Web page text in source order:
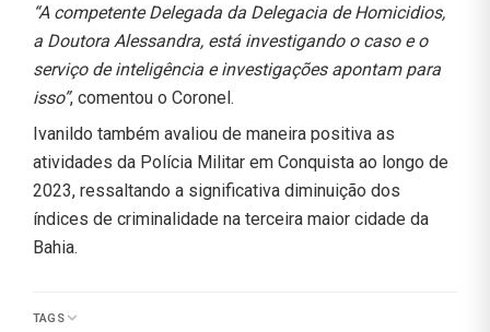
“A competente Delegada da Delegacia de Homicidios,
a Doutora Alessandra, está investigando o caso e o
serviço de inteligência e investigações apontam para
isso”, comentou o Coronel.
Ivanildo também avaliou de maneira positiva as
atividades da Polícia Militar em Conquista ao longo de
2023, ressaltando a significativa diminuição dos
índices de criminalidade na terceira maior cidade da
Bahia.
TAGS